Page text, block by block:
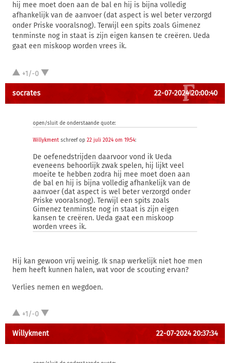
hij mee moet doen aan de bal en hij is bijna volledig
afhankelijk van de aanvoer (dat aspect is wel beter verzorgd
onder Priske vooralsnog). Terwijl een spits zoals Gimenez
tenminste nog in staat is zijn eigen kansen te creëren. Ueda
gaat een miskoop worden vrees ik.
+1/-0
socrates 22-07-2024 20:00:40
open/sluit de onderstaande quote:
Willykment schreef op 22 juli 2024 om 19:54:
De oefenedstrijden daarvoor vond ik Ueda
eveneens behoorlijk zwak spelen, hij lijkt veel
moeite te hebben zodra hij mee moet doen aan
de bal en hij is bijna volledig afhankelijk van de
aanvoer (dat aspect is wel beter verzorgd onder
Priske vooralsnog). Terwijl een spits zoals
Gimenez tenminste nog in staat is zijn eigen
kansen te creëren. Ueda gaat een miskoop
worden vrees ik.
Hij kan gewoon vrij weinig. Ik snap werkelijk niet hoe men
hem heeft kunnen halen, wat voor de scouting ervan?
Verlies nemen en wegdoen.
+1/-0
Willykment 22-07-2024 20:37:34